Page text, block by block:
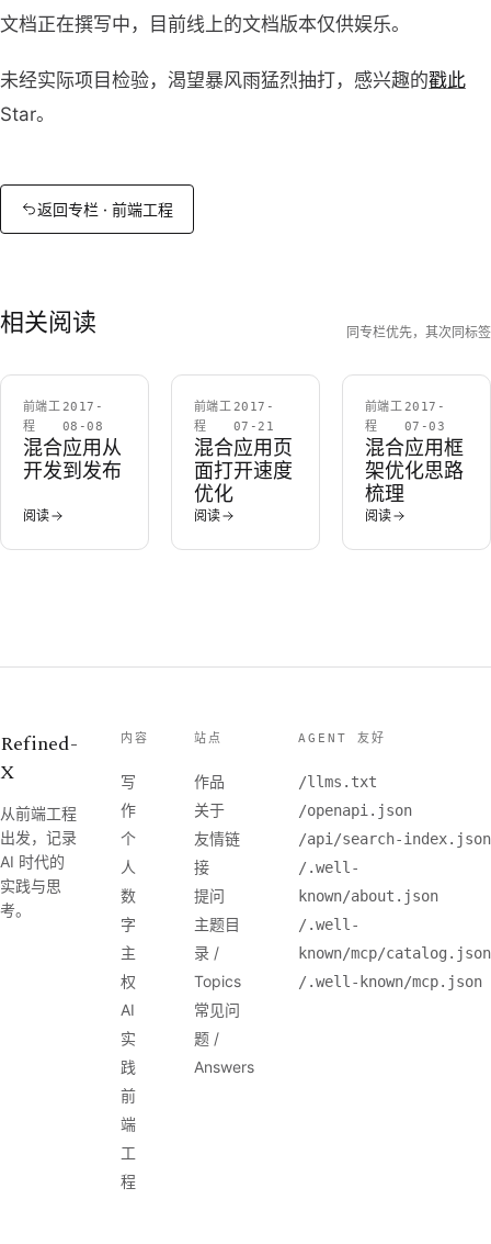
文档正在撰写中，目前线上的文档版本仅供娱乐。
未经实际项目检验，渴望暴风雨猛烈抽打，感兴趣的戳此
Star。
返回专栏 · 前端工程
相关阅读 同专栏优先，其次同标签
前端工
程
2017-
08-08
混合应用从
开发到发布
阅读
前端工
程
2017-
07-21
混合应用页
面打开速度
优化
阅读
前端工
程
2017-
07-03
混合应用框
架优化思路
梳理
阅读
Refined-
X
从前端工程
出发，记录
AI 时代的
实践与思
考。
内容
写
作
个
人
数
字
主
权
AI
实
践
前
端
工
程
站点
作品
关于
友情链
接
提问
主题目
录 /
Topics
常见问
题 /
Answers
AGENT 友好
/llms.txt
/openapi.json
/api/search-index.json
/.well-
known/about.json
/.well-
known/mcp/catalog.json
/.well-known/mcp.json